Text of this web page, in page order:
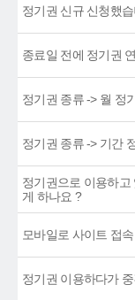
정기권 신규 신청했
종료일 전에 정기권
정기권 종류 -> 월 정
정기권 종류 -> 기간
정기권으로 이용하
게 하나요 ?
모바일로 사이트 접
정기권 이용하다가